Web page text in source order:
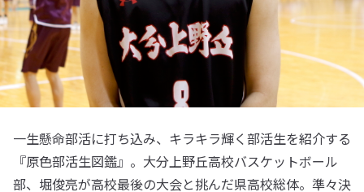
一生懸命部活に打ち込み、キラキラ輝く部活生を紹介する
『原色部活生図鑑』。大分上野丘高校バスケットボール
部、堀俊亮が高校最後の大会と挑んだ県高校総体。準々決